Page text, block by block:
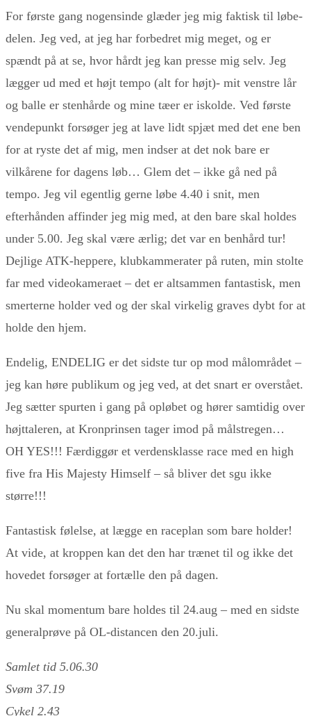
For første gang nogensinde glæder jeg mig faktisk til løbe-
delen. Jeg ved, at jeg har forbedret mig meget, og er
spændt på at se, hvor hårdt jeg kan presse mig selv. Jeg
lægger ud med et højt tempo (alt for højt)- mit venstre lår
og balle er stenhårde og mine tæer er iskolde. Ved første
vendepunkt forsøger jeg at lave lidt spjæt med det ene ben
for at ryste det af mig, men indser at det nok bare er
vilkårene for dagens løb… Glem det – ikke gå ned på
tempo. Jeg vil egentlig gerne løbe 4.40 i snit, men
efterhånden affinder jeg mig med, at den bare skal holdes
under 5.00. Jeg skal være ærlig; det var en benhård tur!
Dejlige ATK-heppere, klubkammerater på ruten, min stolte
far med videokameraet – det er altsammen fantastisk, men
smerterne holder ved og der skal virkelig graves dybt for at
holde den hjem.
Endelig, ENDELIG er det sidste tur op mod målområdet –
jeg kan høre publikum og jeg ved, at det snart er overstået.
Jeg sætter spurten i gang på opløbet og hører samtidig over
højttaleren, at Kronprinsen tager imod på målstregen…
OH YES!!! Færdiggør et verdensklasse race med en high
five fra His Majesty Himself – så bliver det sgu ikke
større!!!
Fantastisk følelse, at lægge en raceplan som bare holder!
At vide, at kroppen kan det den har trænet til og ikke det
hovedet forsøger at fortælle den på dagen.
Nu skal momentum bare holdes til 24.aug – med en sidste
generalprøve på OL-distancen den 20.juli.
Samlet tid 5.06.30
Svøm 37.19
Cykel 2.43